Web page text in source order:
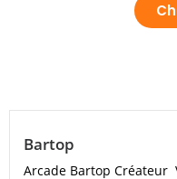
Bartop
Arcade Bartop Créateur